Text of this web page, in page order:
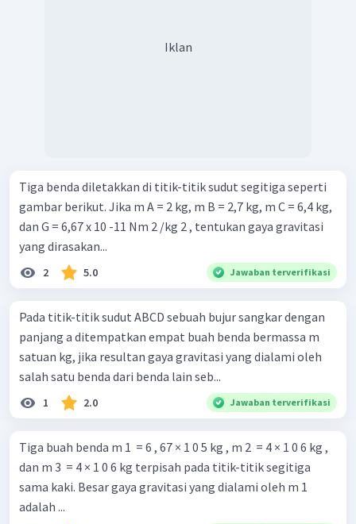
Iklan
Tiga benda diletakkan di titik-titik sudut segitiga seperti
gambar berikut. Jika m A = 2 kg, m B = 2,7 kg, m C = 6,4 kg,
dan G = 6,67 x 10 -11 Nm 2 /kg 2 , tentukan gaya gravitasi
yang dirasakan...
2 5.0 Jawaban terverifikasi
Pada titik-titik sudut ABCD sebuah bujur sangkar dengan
panjang a ditempatkan empat buah benda bermassa m
satuan kg, jika resultan gaya gravitasi yang dialami oleh
salah satu benda dari benda lain seb...
1 2.0 Jawaban terverifikasi
Tiga buah benda m 1 ​ = 6 , 67 × 1 0 5 kg , m 2 ​ = 4 × 1 0 6 kg ,
dan m 3 ​ = 4 × 1 0 6 kg terpisah pada titik-titik segitiga
sama kaki. Besar gaya gravitasi yang dialami oleh m 1 ​
adalah ...